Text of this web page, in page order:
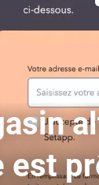
est